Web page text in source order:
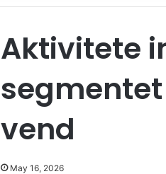
Aktivitete
vend
May 16, 2026